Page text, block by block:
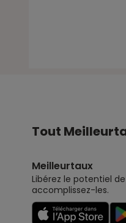
Tout
Meilleurtaux
Libérez le potentiel
accomplissez-les.